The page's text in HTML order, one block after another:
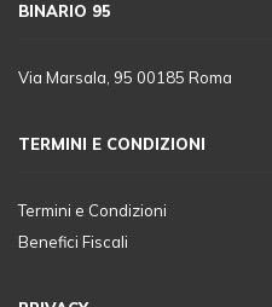
BINARIO 95
Via Marsala, 95 00185 Roma
TERMINI E CONDIZIONI
Termini e Condizioni
Benefici Fiscali